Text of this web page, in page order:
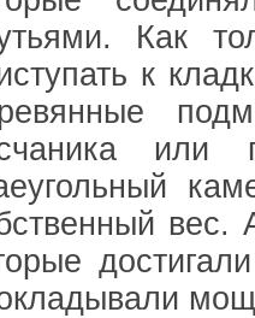
Как
к
или
вес.